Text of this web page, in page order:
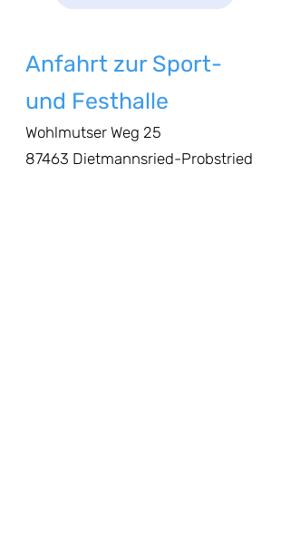
Anfahrt zur Sport-
und Festhalle
Wohlmutser Weg 25
87463 Dietmannsried-Probstried